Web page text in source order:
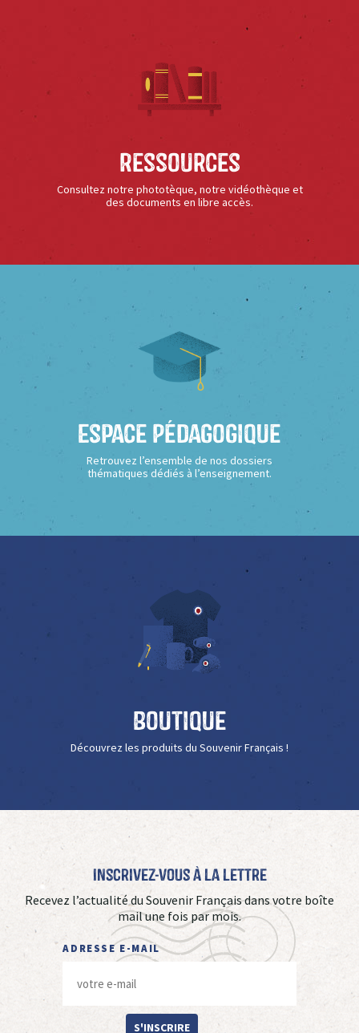
Ressources
Consultez notre phototèque, notre vidéothèque et
des documents en libre accès.
Espace Pédagogique
Retrouvez l’ensemble de nos dossiers
thématiques dédiés à l’enseignement.
Boutique
Découvrez les produits du Souvenir Français !
Inscrivez-vous à La Lettre
Recevez l’actualité du Souvenir Français dans votre boîte
mail une fois par mois.
ADRESSE E-MAIL
S'INSCRIRE